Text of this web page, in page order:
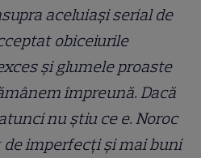
aceluiași serial de
obiceiurile
și glumele proaste
împreună. Dacă
nu știu ce e. Noroc
imperfecți și mai buni